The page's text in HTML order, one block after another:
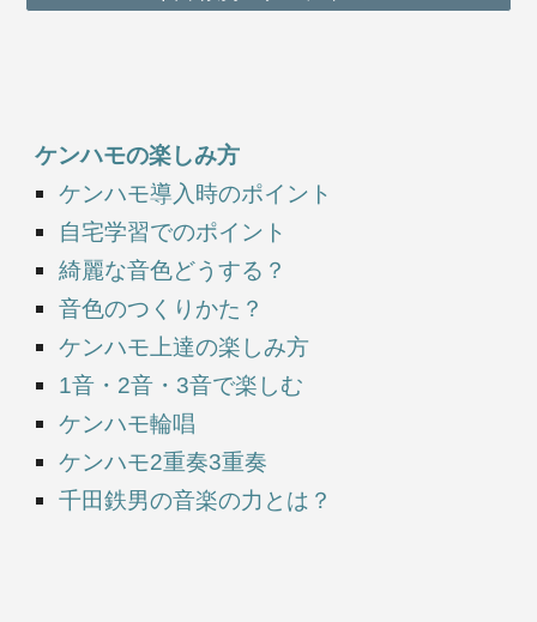
ケンハモの楽しみ方
ケンハモ導入時のポイント
自宅学習でのポイント
綺麗な音色どうする？
音色のつくりかた？
ケンハモ上達の楽しみ方
1音・2音・3音で楽しむ
ケンハモ輪唱
ケンハモ2重奏3重奏
千田鉄男の音楽の力とは？